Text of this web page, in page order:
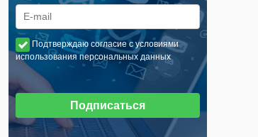
Подтверждаю согласие с условиями
использования персональных данных
Подписаться